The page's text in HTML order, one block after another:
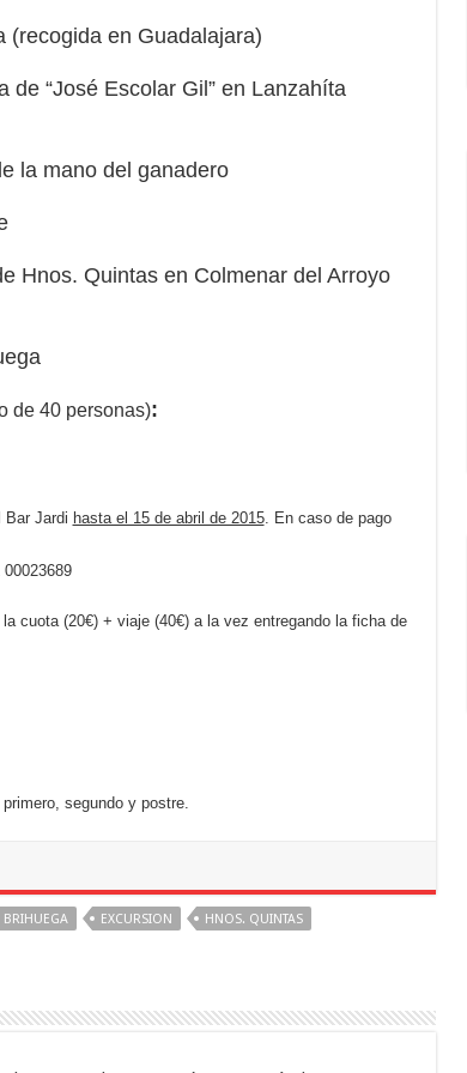
(recogida en Guadalajara)
“José Escolar Gil” en Lanzahíta
la mano del ganadero
Hnos. Quintas en Colmenar del Arroyo
de 40 personas):
Jardi hasta el 15 de abril de 2015. En caso de pago
cuota (20€) + viaje (40€) a la vez entregando la ficha de
segundo y postre.
BRIHUEGA EXCURSION
HNOS. QUINTAS